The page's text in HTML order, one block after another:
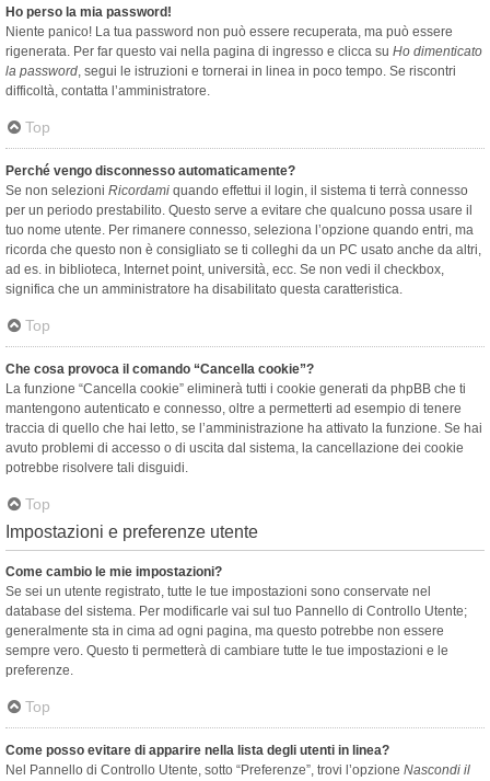
Ho perso la mia password!
Niente panico! La tua password non può essere recuperata, ma può essere
rigenerata. Per far questo vai nella pagina di ingresso e clicca su Ho dimenticato
la password, segui le istruzioni e tornerai in linea in poco tempo. Se riscontri
difficoltà, contatta l’amministratore.
Top
Perché vengo disconnesso automaticamente?
Se non selezioni Ricordami quando effettui il login, il sistema ti terrà connesso
per un periodo prestabilito. Questo serve a evitare che qualcuno possa usare il
tuo nome utente. Per rimanere connesso, seleziona l’opzione quando entri, ma
ricorda che questo non è consigliato se ti colleghi da un PC usato anche da altri,
ad es. in biblioteca, Internet point, università, ecc. Se non vedi il checkbox,
significa che un amministratore ha disabilitato questa caratteristica.
Top
Che cosa provoca il comando “Cancella cookie”?
La funzione “Cancella cookie” eliminerà tutti i cookie generati da phpBB che ti
mantengono autenticato e connesso, oltre a permetterti ad esempio di tenere
traccia di quello che hai letto, se l’amministrazione ha attivato la funzione. Se hai
avuto problemi di accesso o di uscita dal sistema, la cancellazione dei cookie
potrebbe risolvere tali disguidi.
Top
Impostazioni e preferenze utente
Come cambio le mie impostazioni?
Se sei un utente registrato, tutte le tue impostazioni sono conservate nel
database del sistema. Per modificarle vai sul tuo Pannello di Controllo Utente;
generalmente sta in cima ad ogni pagina, ma questo potrebbe non essere
sempre vero. Questo ti permetterà di cambiare tutte le tue impostazioni e le
preferenze.
Top
Come posso evitare di apparire nella lista degli utenti in linea?
Nel Pannello di Controllo Utente, sotto “Preferenze”, trovi l’opzione Nascondi il